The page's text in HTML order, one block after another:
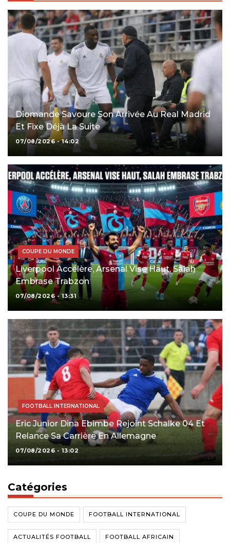
Diomande Savoure Son Arrivée Au Real Madrid
Et Fixe Déjà La Suite
07/08/2026 - 14:02
COUPE DU MONDE
Liverpool Accélère, Arsenal Vise Haut, Salah
Embrase Trabzon
07/08/2026 - 13:31
FOOTBALL INTERNATIONAL
Eric Junior Dina Ebimbe Rejoint Schalke 04 Et
Relance Sa Carrière En Allemagne
07/08/2026 - 13:02
Catégories
COUPE DU MONDE FOOTBALL INTERNATIONAL
ACTUALITÉS FOOTBALL FOOTBALL AFRICAIN